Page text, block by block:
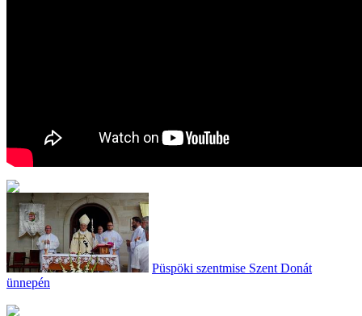
Püspöki szentmise Szent Donát
ünnepén